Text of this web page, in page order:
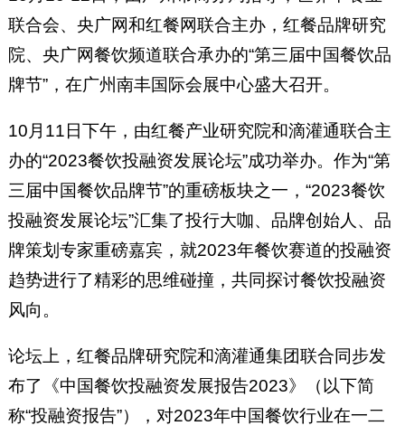
联合会、央广网和红餐网联合主办，红餐品牌研究
院、央广网餐饮频道联合承办的“第三届中国餐饮品
牌节”，在广州南丰国际会展中心盛大召开。
10月11日下午，由红餐产业研究院和滴灌通联合主
办的“2023餐饮投融资发展论坛”成功举办。作为“第
三届中国餐饮品牌节”的重磅板块之一，“2023餐饮
投融资发展论坛”汇集了投行大咖、品牌创始人、品
牌策划专家重磅嘉宾，就2023年餐饮赛道的投融资
趋势进行了精彩的思维碰撞，共同探讨餐饮投融资
风向。
论坛上，红餐品牌研究院和滴灌通集团联合同步发
布了《中国餐饮投融资发展报告2023》（以下简
称“投融资报告”），对2023年中国餐饮行业在一二